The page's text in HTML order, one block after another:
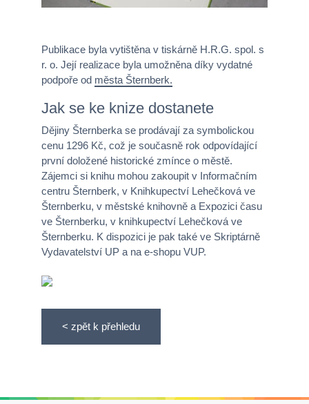
Publikace byla vytištěna v tiskárně H.R.G. spol. s
r. o. Její realizace byla umožněna díky vydatné
podpoře od města Šternberk.
Jak se ke knize dostanete
Dějiny Šternberka se prodávají za symbolickou
cenu 1296 Kč, což je současně rok odpovídající
první doložené historické zmínce o městě.
Zájemci si knihu mohou zakoupit v Informačním
centru Šternberk, v Knihkupectví Lehečková ve
Šternberku, v městské knihovně a Expozici času
ve Šternberku, v knihkupectví Lehečková ve
Šternberku. K dispozici je pak také ve Skriptárně
Vydavatelství UP a na e-shopu VUP.
< zpět k přehledu